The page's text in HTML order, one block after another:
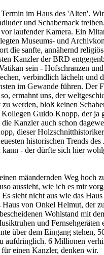
im Haus des 'Alten'.
und Schabernack
laufender Kamera. Ein
Museums- und
die sanfte, annähernd
Kanzler der BRD
sein - Hofschranzen
verbindlich lächeln und
im Gewande führen. Der
ermahnt uns, der
werden, bloß keinen
Guido Knopp, der ja
Kanzler auch schon
dieser
historischen Trends
kann - der dürfte sich hier
mäandernden Weg hoch
aussieht, wie ich es mir
sieht nicht aus wie das
Haus von Onkel Helmut, der
Wohlstand mit
und
über dem Eingang stehen,
aufdringlich. 6 Millionen
einen Kanzler, denken wir.